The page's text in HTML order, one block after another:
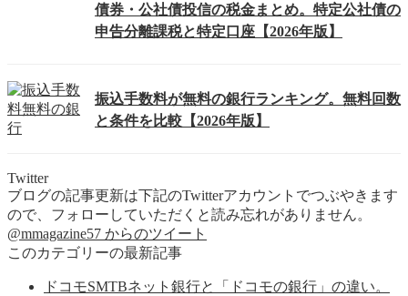
債券・公社債投信の税金まとめ。特定公社債の
申告分離課税と特定口座【2026年版】
振込手数料が無料の銀行ランキング。無料回数
と条件を比較【2026年版】
Twitter
ブログの記事更新は下記のTwitterアカウントでつぶやきます
ので、フォローしていただくと読み忘れがありません。
@mmagazine57 からのツイート
このカテゴリーの最新記事
ドコモSMTBネット銀行と「ドコモの銀行」の違い。